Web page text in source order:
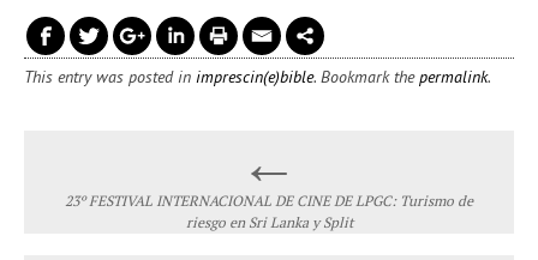
This entry was posted in imprescin(e)bible. Bookmark thepermalink.
←
23º FESTIVAL INTERNACIONAL DE CINE DE LPGC: Turismo de
riesgo en Sri Lanka y Split